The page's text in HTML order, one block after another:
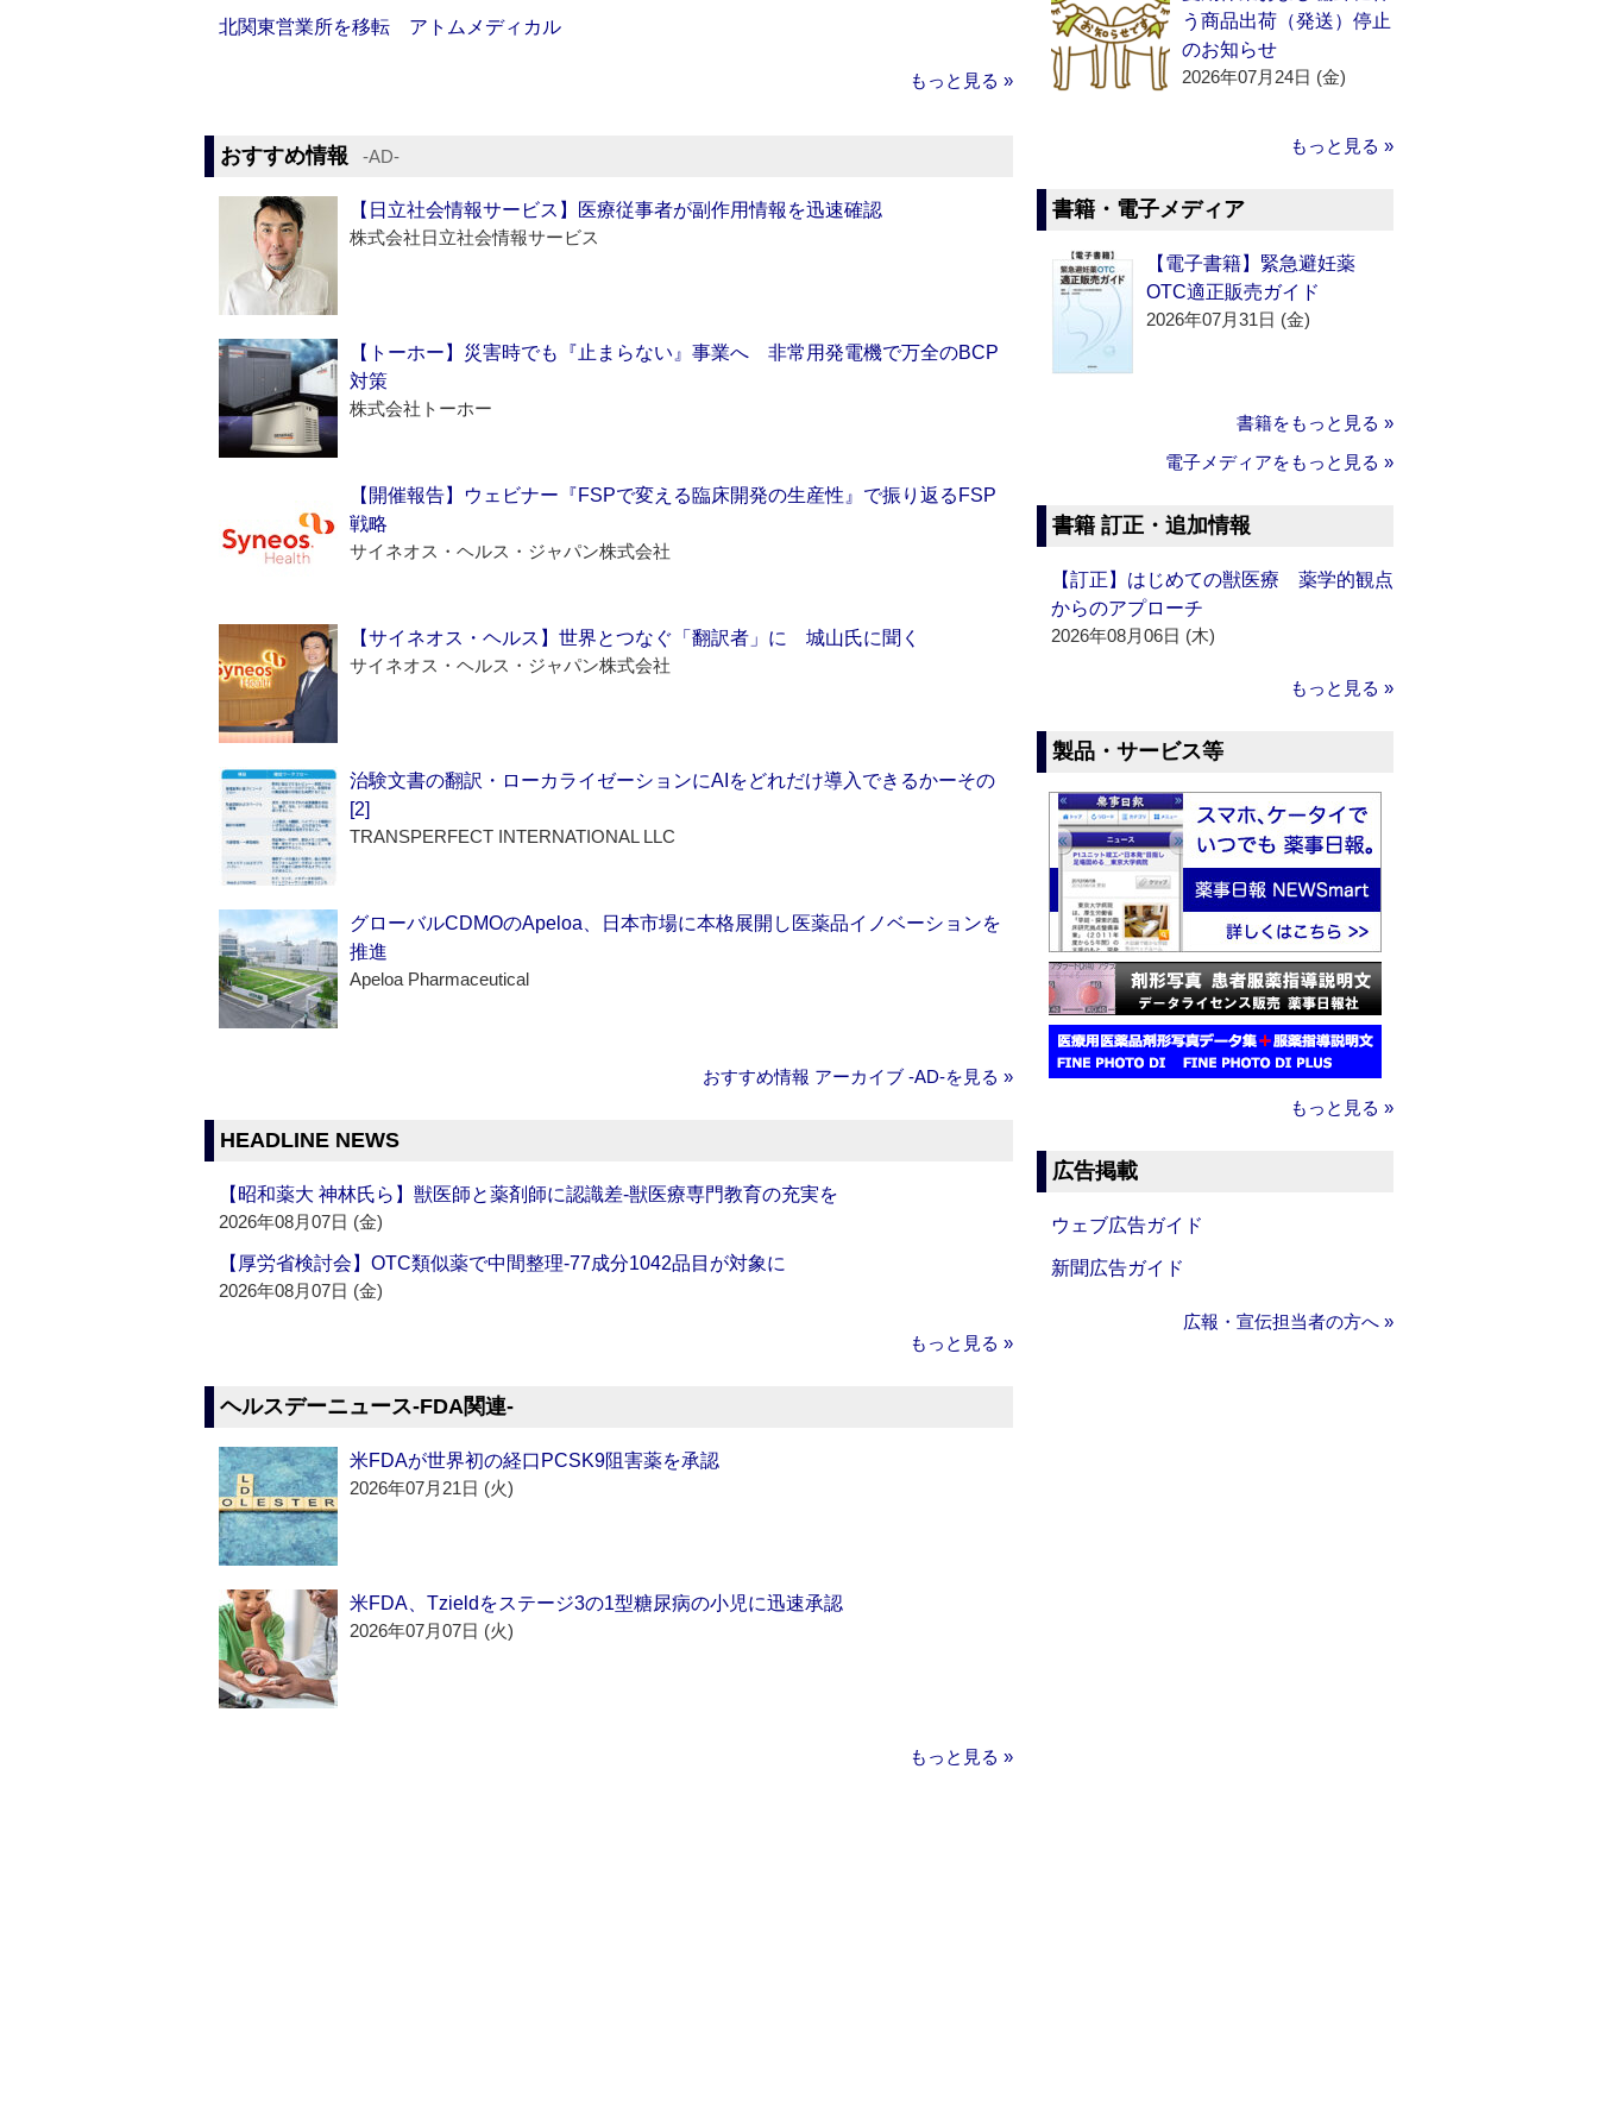
北関東営業所を移転 アトムメディカル
もっと見る »
おすすめ情報 ‐AD‐
【日立社会情報サービス】医療従事者が副作用情報を迅速確認
株式会社日立社会情報サービス
【トーホー】災害時でも『止まらない』事業へ 非常用発電機で万全のBCP
対策
株式会社トーホー
【開催報告】ウェビナー『FSPで変える臨床開発の生産性』で振り返るFSP
戦略
サイネオス・ヘルス・ジャパン株式会社
【サイネオス・ヘルス】世界とつなぐ「翻訳者」に 城山氏に聞く
サイネオス・ヘルス・ジャパン株式会社
治験文書の翻訳・ローカライゼーションにAIをどれだけ導入できるかーその
[2]
TRANSPERFECT INTERNATIONAL LLC
グローバルCDMOのApeloa、日本市場に本格展開し医薬品イノベーションを
推進
Apeloa Pharmaceutical
おすすめ情報 アーカイブ ‐AD‐を見る »
HEADLINE NEWS
【昭和薬大 神林氏ら】獣医師と薬剤師に認識差‐獣医療専門教育の充実を
2026年08月07日 (金)
【厚労省検討会】OTC類似薬で中間整理‐77成分1042品目が対象に
2026年08月07日 (金)
もっと見る »
ヘルスデーニュース‐FDA関連‐
米FDAが世界初の経口PCSK9阻害薬を承認
2026年07月21日 (火)
米FDA、Tzieldをステージ3の1型糖尿病の小児に迅速承認
2026年07月07日 (火)
もっと見る »
う商品出荷（発送）停止
のお知らせ
2026年07月24日 (金)
もっと見る »
書籍・電子メディア
【電子書籍】緊急避妊薬
OTC適正販売ガイド
2026年07月31日 (金)
書籍をもっと見る »
電子メディアをもっと見る »
書籍 訂正・追加情報
【訂正】はじめての獣医療 薬学的観点
からのアプローチ
2026年08月06日 (木)
もっと見る »
製品・サービス等
もっと見る »
広告掲載
ウェブ広告ガイド
新聞広告ガイド
広報・宣伝担当者の方へ »